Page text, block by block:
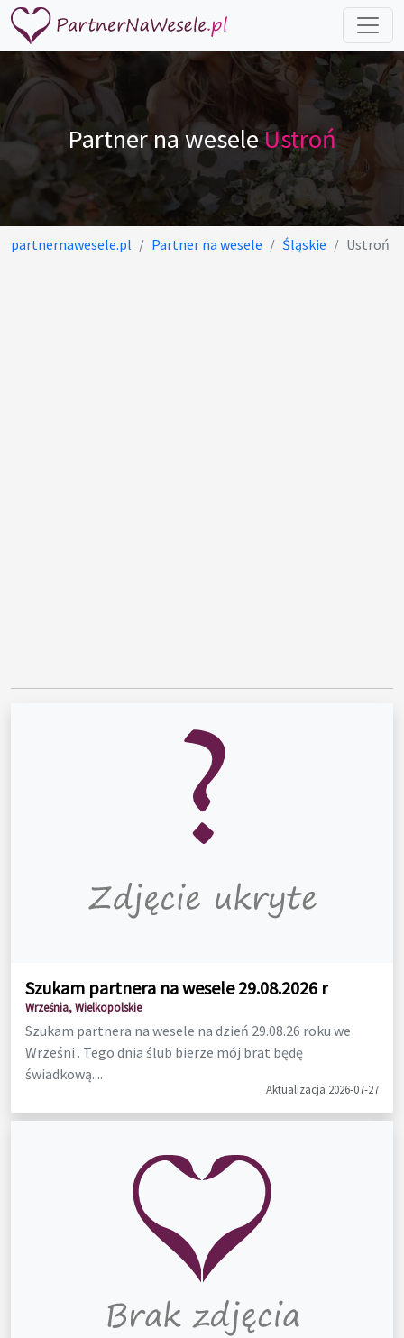
Partner na weseleUstroń
partnernawesele.pl Partner na wesele Śląskie Ustroń
Szukam partnera na wesele 29.08.2026 r
Września, Wielkopolskie
Szukam partnera na wesele na dzień 29.08.26 roku we
Wrześni . Tego dnia ślub bierze mój brat będę
świadkową....
Aktualizacja 2026-07-27